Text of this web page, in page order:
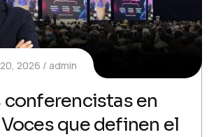
2026 admin
conferencistas en
que definen el